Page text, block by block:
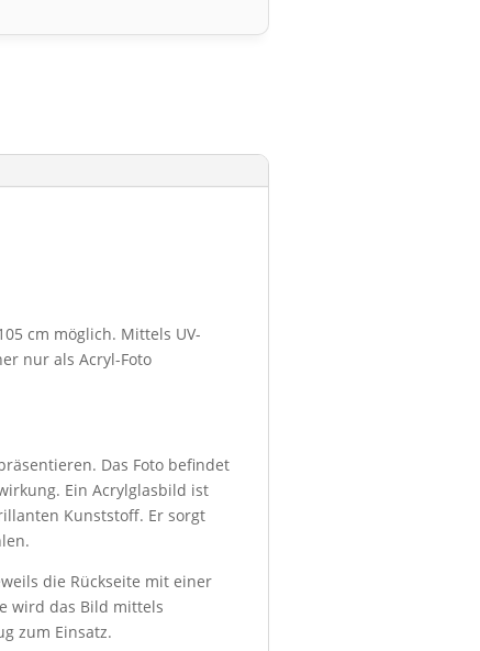
cm möglich. Mittels UV-
nur als Acryl-Foto
Das Foto befindet
Ein Acrylglasbild ist
Kunststoff. Er sorgt
die Rückseite mit einer
wird das Bild mittels
zum Einsatz.